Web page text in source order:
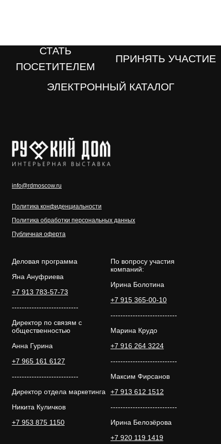
info@rdmoscow.ru
Политика конфиденциальности
Политика обработки персональных данных
Публичная оферта
Деловая программа
Яна Ануфриева
+7 913 783-57-73
---------------------------
Директор по связям с
общественностью
Анна Гурина
+7 965 161 6127
---------------------------
Директор отдела маркетинга
Никита Куличков
+7 953 875 1150
По вопросу участия
компаний:
Ирина Болотина
+7 915 365-00-10
---------------------------
Марина Крудо
+7 916 264 3224
---------------------------
Максим Фирсанов
+7 913 612 1512
---------------------------
Ирина Белозёрова
+7 920 119 1419